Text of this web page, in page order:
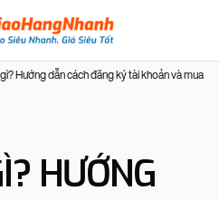
Hướng dẫn cách đăng ký tài khoản và mua
HƯỚNG